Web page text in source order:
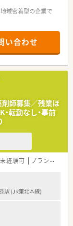
域密着型の企業で
間を大事にしている
、ワークライフバラ
す。
経営をされていて安
く、相談しやすい環
です。
にある調剤薬局で
ることができます。
2名で対応していま
いたい方
い合わせ
師募集／残業ほ
転勤なし・事前
未経験可 ブランク可
駅 (JR東北本線)